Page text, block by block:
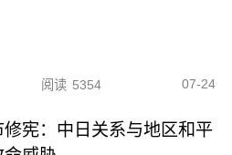
阅读 5354 07-24
修宪：中日关系与地区和平